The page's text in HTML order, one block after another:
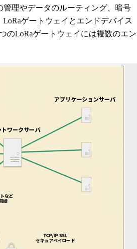
理やデータのルーティング、暗号
ゲートウェイとエンドデバイス
のLoRaゲートウェイには複数のエン